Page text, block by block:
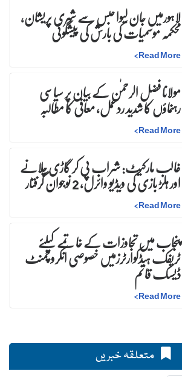
لاہورمیں جان لیوا حبس سے شہری پریشان،
محکمہ موسمیات کی بارش کی پیشگوئی
Read More
>
مولانا فضل الرحمٰن کے بیان پر سیاسی
رہنماؤں کا شدید ردعمل، معافی کا مطالبہ
Read More
>
غالب مارکیٹ: شراب پی کر گاڑی چلانے
اور ہلڑ بازی کی ویڈیو وائرل، 2 نوجوان گرفتار
Read More
>
پنجاب میں تجاوزات کے خاتمے کیلئے
ٹریفک ہیڈکوارٹرزمیں خصوصی انکروچمنٹ
ڈیسک قائم
Read More
>
متعلقہ خبریں